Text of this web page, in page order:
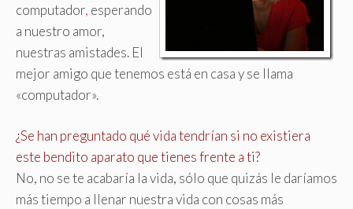
computador, esperando
a nuestro amor,
nuestras amistades. El
mejor amigo que tenemos está en casa y se llama
«computador».
¿Se han preguntado qué vida tendrían si no existiera
este bendito aparato que tienes frente a ti?
No, no se te acabaría la vida, sólo que quizás le daríamos
más tiempo a llenar nuestra vida con cosas más